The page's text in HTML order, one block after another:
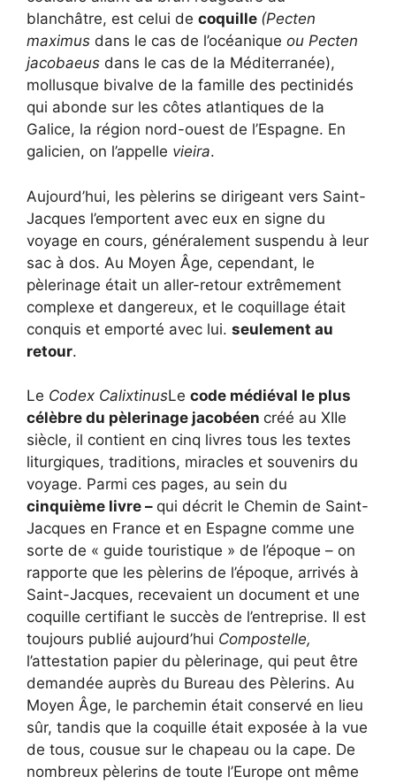
blanchâtre, est celui de coquille (Pecten
maximus dans le cas de l’océanique ou Pecten
jacobaeus dans le cas de la Méditerranée),
mollusque bivalve de la famille des pectinidés
qui abonde sur les côtes atlantiques de la
Galice, la région nord-ouest de l’Espagne. En
galicien, on l’appelle vieira.
Aujourd’hui, les pèlerins se dirigeant vers Saint-
Jacques l’emportent avec eux en signe du
voyage en cours, généralement suspendu à leur
sac à dos. Au Moyen Âge, cependant, le
pèlerinage était un aller-retour extrêmement
complexe et dangereux, et le coquillage était
conquis et emporté avec lui. seulement au
retour.
Le Codex CalixtinusLe code médiéval le plus
célèbre du pèlerinage jacobéen créé au XIIe
siècle, il contient en cinq livres tous les textes
liturgiques, traditions, miracles et souvenirs du
voyage. Parmi ces pages, au sein du
cinquième livre – qui décrit le Chemin de Saint-
Jacques en France et en Espagne comme une
sorte de « guide touristique » de l’époque – on
rapporte que les pèlerins de l’époque, arrivés à
Saint-Jacques, recevaient un document et une
coquille certifiant le succès de l’entreprise. Il est
toujours publié aujourd’hui Compostelle,
l’attestation papier du pèlerinage, qui peut être
demandée auprès du Bureau des Pèlerins. Au
Moyen Âge, le parchemin était conservé en lieu
sûr, tandis que la coquille était exposée à la vue
de tous, cousue sur le chapeau ou la cape. De
nombreux pèlerins de toute l’Europe ont même